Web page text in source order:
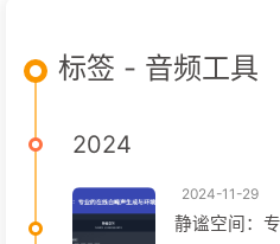
标签 - 音频工具
2024
2024-11-29
静谧空间：